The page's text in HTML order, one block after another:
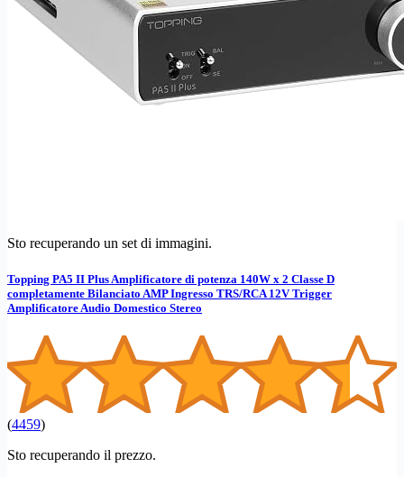
Sto recuperando un set di immagini.
Topping PA5 II Plus Amplificatore di potenza 140W x 2 Classe D
completamente Bilanciato AMP Ingresso TRS/RCA 12V Trigger
Amplificatore Audio Domestico Stereo
(4459)
Sto recuperando il prezzo.